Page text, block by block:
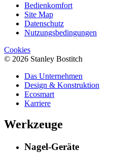
Bedienkomfort
Site Map
Datenschutz
Nutzungsbedingungen
Cookies
© 2026 Stanley Bostitch
Das Unternehmen
Design & Konstruktion
Ecosmart
Karriere
Werkzeuge
Nagel-Geräte